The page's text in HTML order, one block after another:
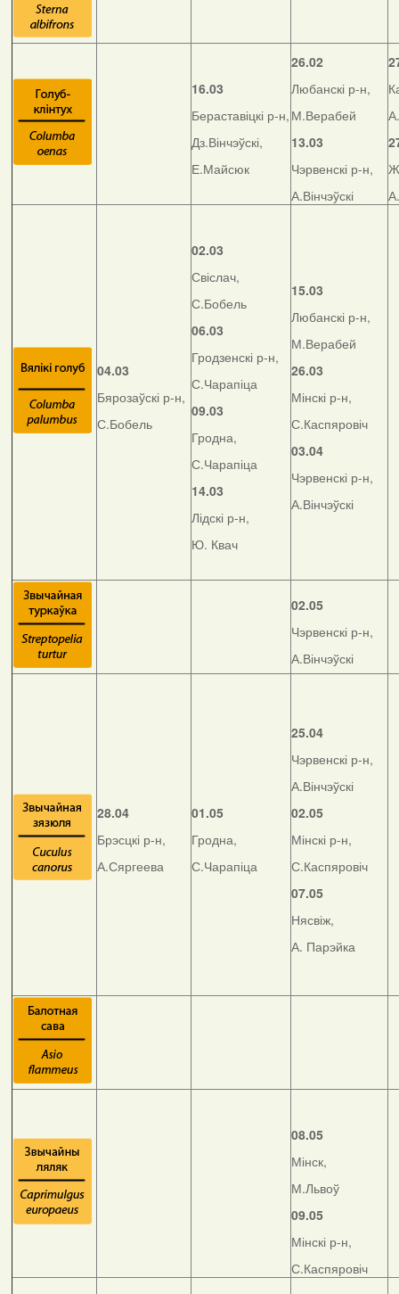
16.03
Бераставіцкі р-н,
Дз.Вінчэўскі,
Е.Майсюк
26.02
Любанскі р-н,
М.Верабей
13.03
Чэрвенскі р-н,
А.Вінчэўскі
04.03
Бярозаўскі р-н,
С.Бобель
02.03
Свіслач,
С.Бобель
06.03
Гродзенскі р-н,
С.Чарапіца
09.03
Гродна,
С.Чарапіца
14.03
Лідскі р-н,
Ю. Квач
15.03
Любанскі р-н,
М.Верабей
26.03
Мінскі р-н,
С.Каспяровіч
03.04
Чэрвенскі р-н,
А.Вінчэўскі
02.05
Чэрвенскі р-н,
А.Вінчэўскі
28.04
Брэсцкі р-н,
А.Сяргеева
01.05
Гродна,
С.Чарапіца
25.04
Чэрвенскі р-н,
А.Вінчэўскі
02.05
Мінскі р-н,
С.Каспяровіч
07.05
Нясвіж,
А. Парэйка
08.05
Мінск,
М.Львоў
09.05
Мінскі р-н,
С.Каспяровіч